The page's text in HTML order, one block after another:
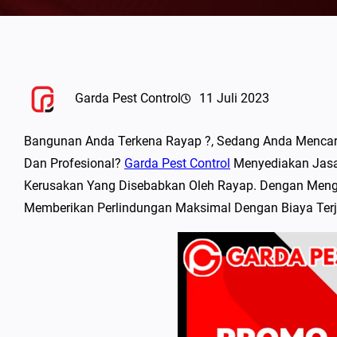
Garda Pest Control 11 Juli 2023
Bangunan Anda Terkena Rayap ?, Sedang Anda
Dan Profesional? Garda Pest Control Menyediakan
Kerusakan Yang Disebabkan Oleh Rayap. Dengan
Memberikan Perlindungan Maksimal Dengan Biaya